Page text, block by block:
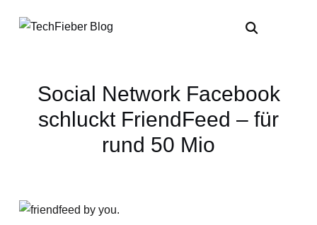
Social Network Facebook
schluckt FriendFeed – für
rund 50 Mio